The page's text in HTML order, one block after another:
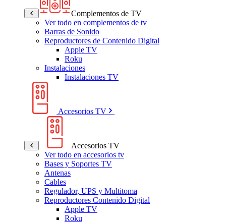
Complementos de TV
Ver todo en complementos de tv
Barras de Sonido
Reproductores de Contenido Digital
Apple TV
Roku
Instalaciones
Instalaciones TV
Accesorios TV
Accesorios TV
Ver todo en accesorios tv
Bases y Soportes TV
Antenas
Cables
Regulador, UPS y Multitoma
Reproductores Contenido Digital
Apple TV
Roku